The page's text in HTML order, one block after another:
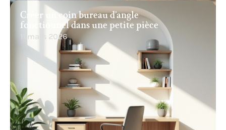
Créer un coin bureau d’angle
fonctionnel dans une petite pièce
11 mars 2026